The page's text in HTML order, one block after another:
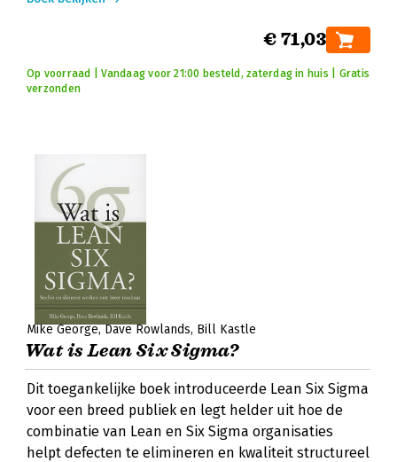
€ 71,03
Op voorraad | Vandaag voor 21:00 besteld, zaterdag in huis | Gratis
verzonden
Mike George Dave Rowlands Bill Kastle
Wat is Lean Six Sigma?
Dit toegankelijke boek introduceerde Lean Six Sigma
voor een breed publiek en legt helder uit hoe de
combinatie van Lean en Six Sigma organisaties
helpt defecten te elimineren en kwaliteit structureel